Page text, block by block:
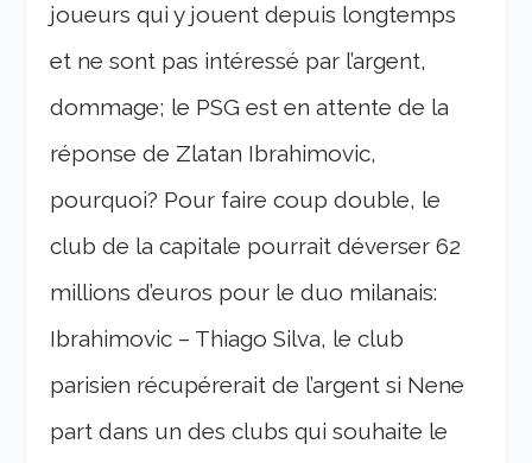
joueurs qui y jouent depuis longtemps
et ne sont pas intéressé par l’argent,
dommage; le PSG est en attente de la
réponse de Zlatan Ibrahimovic,
pourquoi? Pour faire coup double, le
club de la capitale pourrait déverser 62
millions d’euros pour le duo milanais:
Ibrahimovic – Thiago Silva, le club
parisien récupérerait de l’argent si Nene
part dans un des clubs qui souhaite le